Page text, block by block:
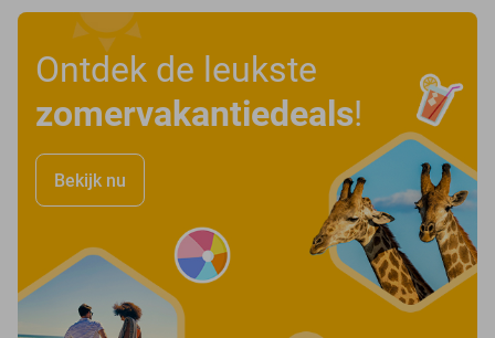
Ontdek de leukste
zomervakantiedeals!
Bekijk nu